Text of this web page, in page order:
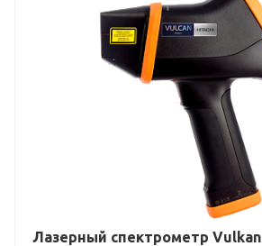
Лазерный спектрометр Vulkan